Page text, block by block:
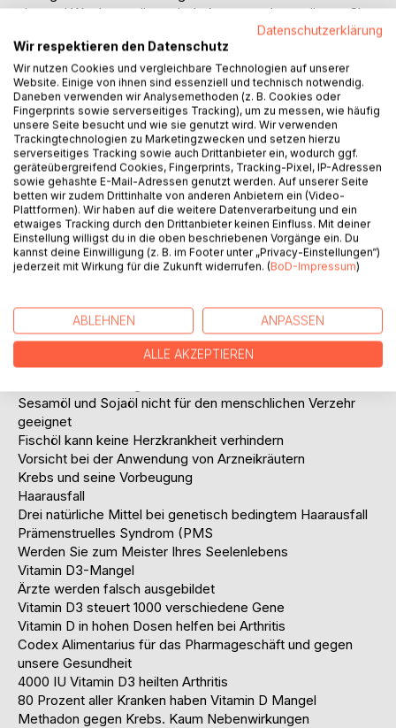
sie zwei Wochen später wiederkommen dann müssen Sie
das sicher wiederholen denn bei hunderten von Patienten
pro Tag ist es ihm unmöglich sich tatsächlich mit ihnen als
Individuum zu beschäftigen. Das liegt nicht daran das er ein
schlechter oder ein guter Arzt ist sondern an den
Vorschriften der gesetzlichen Versicherung, an den
Verbindungen direkt oder indirekt mit den Pharma
Konzernen und Industrien und den Druck einer
Massenabfertigung. Es ist nicht verwunderlich dass immer
mehr tatsächlich Kranke unheilbare sich den Heilpraktikern
zuwenden wovor ich natürlich hier ausdrücklich warne,
denn ein Arzt ein Mediziner ist und bleibt ein Mediziner
welche eben jahrelang auf der Universität studiert hat ein
langjähriges Praktikum hinter sich hat und er mit seinem
Wissen natürlich nicht ersetzbar ist.
Wirkung von Arzneikräutern: Heilung mit Kraft der Natur
Arthritis Heilung ist möglich
Tanken Sie regelmäßig Sonne, um Ihren Vitamin DSpiegel
anzuheben
Sesamöl und Sojaöl nicht für den menschlichen Verzehr
geeignet
Fischöl kann keine Herzkrankheit verhindern
Vorsicht bei der Anwendung von Arzneikräutern
Krebs und seine Vorbeugung
Haarausfall
Drei natürliche Mittel bei genetisch bedingtem Haarausfall
Prämenstruelles Syndrom (PMS
Werden Sie zum Meister Ihres Seelenlebens
Vitamin D3-Mangel
Ärzte werden falsch ausgebildet
Vitamin D3 steuert 1000 verschiedene Gene
Vitamin D in hohen Dosen helfen bei Arthritis
Codex Alimentarius für das Pharmageschäft und gegen
unsere Gesundheit
4000 IU Vitamin D3 heilten Arthritis
80 Prozent aller Kranken haben Vitamin D Mangel
Methadon gegen Krebs. Kaum Nebenwirkungen
Datenschutzerklärung
Wir respektieren den Datenschutz
Wir nutzen Cookies und vergleichbare Technologien auf unserer
Website. Einige von ihnen sind essenziell und technisch notwendig.
Daneben verwenden wir Analysemethoden (z. B. Cookies oder
Fingerprints sowie serverseitiges Tracking), um zu messen, wie häufig
unsere Seite besucht und wie sie genutzt wird. Wir verwenden
Trackingtechnologien zu Marketingzwecken und setzen hierzu
serverseitiges Tracking sowie auch Drittanbieter ein, wodurch ggf.
geräteübergreifend Cookies, Fingerprints, Tracking-Pixel, IP-Adressen
sowie gehashte E-Mail-Adressen genutzt werden. Auf unserer Seite
betten wir zudem Drittinhalte von anderen Anbietern ein (Video-
Plattformen). Wir haben auf die weitere Datenverarbeitung und ein
etwaiges Tracking durch den Drittanbieter keinen Einfluss. Mit deiner
Einstellung willigst du in die oben beschriebenen Vorgänge ein. Du
kannst deine Einwilligung (z. B. im Footer unter „Privacy-Einstellungen“)
jederzeit mit Wirkung für die Zukunft widerrufen. (BoD-Impressum)
ABLEHNEN ANPASSEN
ALLE AKZEPTIEREN